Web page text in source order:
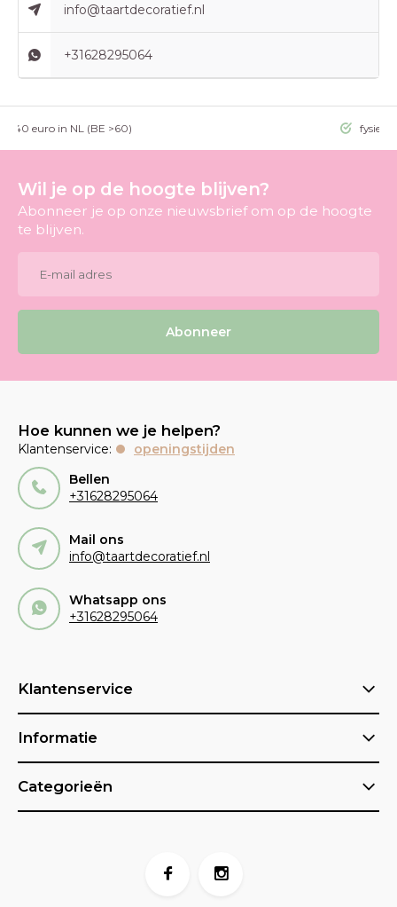
info@taartdecoratief.nl
+31628295064
>40 euro in NL (BE >60) fysieke
Wil je op de hoogte blijven?
Abonneer je op onze nieuwsbrief om op de hoogte
te blijven.
Abonneer
Hoe kunnen we je helpen?
Klantenservice:
openingstijden
Bellen
+31628295064
Mail ons
info@taartdecoratief.nl
Whatsapp ons
+31628295064
Klantenservice
Informatie
Categorieën